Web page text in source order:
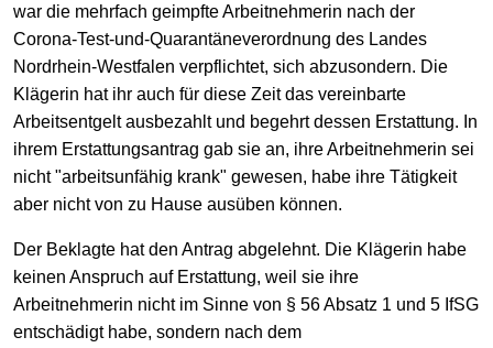
war die mehrfach geimpfte Arbeitnehmerin nach der
Corona-Test-und-Quarantäneverordnung des Landes
Nordrhein-Westfalen verpflichtet, sich abzusondern. Die
Klägerin hat ihr auch für diese Zeit das vereinbarte
Arbeitsentgelt ausbezahlt und begehrt dessen Erstattung. In
ihrem Erstattungsantrag gab sie an, ihre Arbeitnehmerin sei
nicht "arbeitsunfähig krank" gewesen, habe ihre Tätigkeit
aber nicht von zu Hause ausüben können.
Der Beklagte hat den Antrag abgelehnt. Die Klägerin habe
keinen Anspruch auf Erstattung, weil sie ihre
Arbeitnehmerin nicht im Sinne von § 56 Absatz 1 und 5 IfSG
entschädigt habe, sondern nach dem